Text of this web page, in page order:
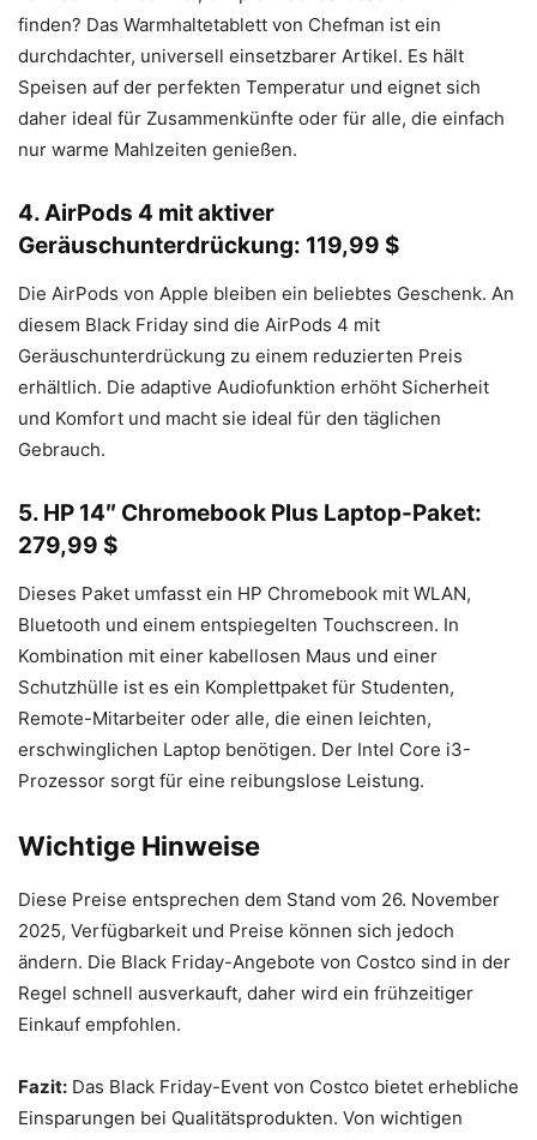
finden? Das Warmhaltetablett von Chefman ist ein
durchdachter, universell einsetzbarer Artikel. Es hält
Speisen auf der perfekten Temperatur und eignet sich
daher ideal für Zusammenkünfte oder für alle, die einfach
nur warme Mahlzeiten genießen.
4. AirPods 4 mit aktiver
Geräuschunterdrückung: 119,99 $
Die AirPods von Apple bleiben ein beliebtes Geschenk. An
diesem Black Friday sind die AirPods 4 mit
Geräuschunterdrückung zu einem reduzierten Preis
erhältlich. Die adaptive Audiofunktion erhöht Sicherheit
und Komfort und macht sie ideal für den täglichen
Gebrauch.
5. HP 14″ Chromebook Plus Laptop-Paket:
279,99 $
Dieses Paket umfasst ein HP Chromebook mit WLAN,
Bluetooth und einem entspiegelten Touchscreen. In
Kombination mit einer kabellosen Maus und einer
Schutzhülle ist es ein Komplettpaket für Studenten,
Remote-Mitarbeiter oder alle, die einen leichten,
erschwinglichen Laptop benötigen. Der Intel Core i3-
Prozessor sorgt für eine reibungslose Leistung.
Wichtige Hinweise
Diese Preise entsprechen dem Stand vom 26. November
2025, Verfügbarkeit und Preise können sich jedoch
ändern. Die Black Friday-Angebote von Costco sind in der
Regel schnell ausverkauft, daher wird ein frühzeitiger
Einkauf empfohlen.
Fazit: Das Black Friday-Event von Costco bietet erhebliche
Einsparungen bei Qualitätsprodukten. Von wichtigen